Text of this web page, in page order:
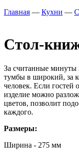
Главная — Кухни —
Стол-
За считанные минуты
тумбы в широкий, за
человек. Если гостей
изделие можно
цветов, позволит
каждого.
Размеры:
Ширина - 275 мм